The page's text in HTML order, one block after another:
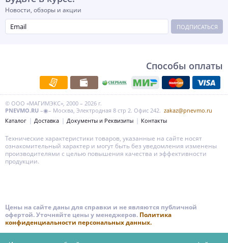
Новости, обзоры и акции
ПОДПИСАТЬСЯ
Способы оплаты
© ООО «МАГИМЭКС», 2000 – 2026 г.
PNEVMO.RU –◉– Москва, Электродная 8 стр 2. Офис 242. zakaz@pnevmo.ru
Каталог
Доставка Документы и Реквизиты Контакты
Технические характеристики товаров, указанные на сайте носят
ознакомительный характер и могут быть без уведомления изменены
производителями с целью повышения качества и эффективности
продукции.
Цены на сайте даны для справки и не являются публичной
офертой. Уточняйте цены у менеджеров. Политика
конфиденциальности персональных данных.